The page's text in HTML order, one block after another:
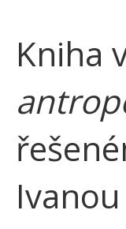
Kniha